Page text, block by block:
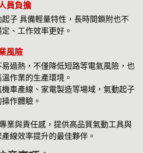
員負擔
子 具備輕量特性，長時間鎖附也不
、工作效率更好。
風險
過熱，不僅降低短路等電氣風險，也
作業的生產環境。
車產線、家電製造等場域，氣動起子
作體驗。
業與責任感，提供高品質氣動工具與
線效率提升的最佳夥伴。